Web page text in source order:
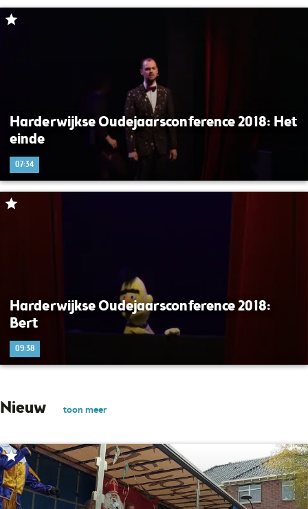
Harderwijkse Oudejaarsconference 2018: Het
einde
07:34
Harderwijkse Oudejaarsconference 2018:
Bert
09:38
Nieuw toon meer